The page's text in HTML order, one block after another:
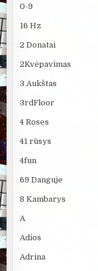
0-9
16 Hz
2 Donatai
2Kvėpavimas
3 Aukštas
3rdFloor
4 Roses
41 rūsys
4fun
69 Danguje
8 Kambarys
A
Adios
Adrina